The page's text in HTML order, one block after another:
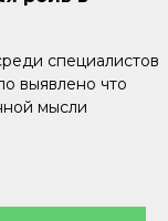
специалистов
выявлено что
мысли